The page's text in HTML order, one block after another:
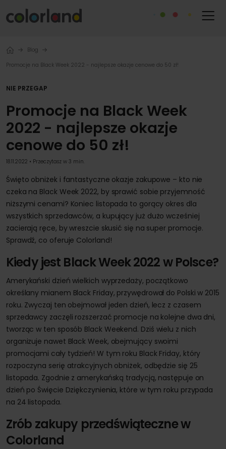
Blog
Promocje na Black Week 2022 - najlepsze okazje cenowe do 50 zł!
NIE PRZEGAP
Promocje na Black Week
2022 - najlepsze okazje
cenowe do 50 zł!
18.11.2022 • Przeczytasz w 3 min.
Święto obniżek i fantastyczne okazje zakupowe – kto nie
czeka na Black Week 2022, by sprawić sobie przyjemność
niższymi cenami? Koniec listopada to gorący okres dla
wszystkich sprzedawców, a kupujący już dużo wcześniej
zacierają ręce, by wreszcie skusić się na super promocje.
Sprawdź, co oferuje Colorland!
Kiedy jest Black Week 2022 w Polsce?
Amerykański dzień wielkich wyprzedaży, początkowo
określany mianem Black Friday, przywędrował do Polski w 2015
roku. Zwyczaj ten obejmował jeden dzień, lecz z czasem
sprzedawcy zaczęli rozszerzać promocje na kolejne dwa dni,
tworząc w ten sposób Black Weekend. Dziś wielu z nich
organizuje nawet Black Week, obejmujący swoimi
promocjami cały tydzień! W tym roku Black Friday, który
rozpoczyna serię atrakcyjnych obniżek, odbędzie się 25
listopada. Zgodnie z amerykańską tradycją, następuje on
dzień po Święcie Dziękczynienia, które w tym roku przypada
na 24 listopada.
Zrób zakupy przedświąteczne w
Colorland